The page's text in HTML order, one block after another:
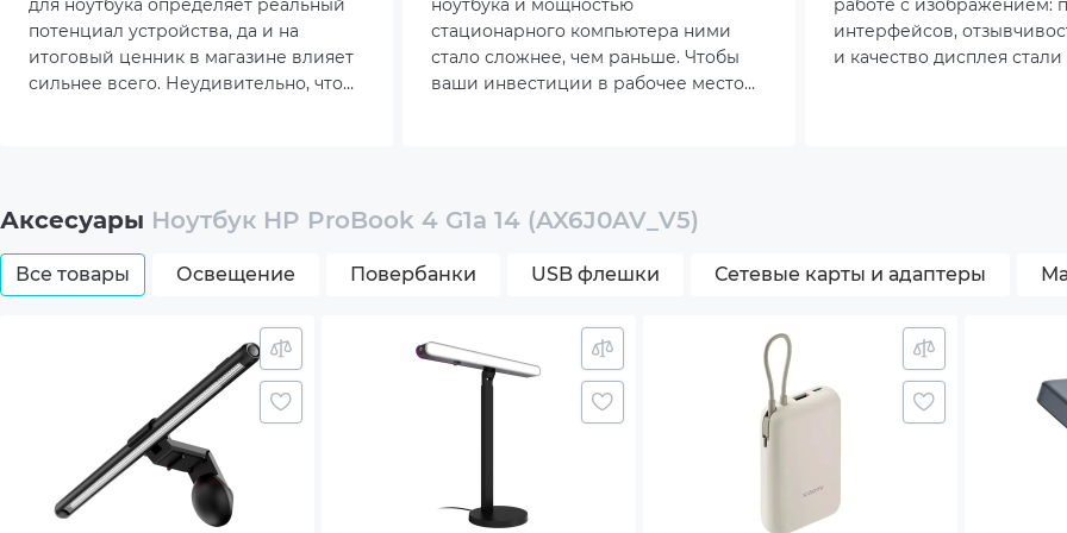
Wi-Fi 802.11be
Клавиатура и тачпад Подсветка клавиатуры
Камера
Built-in speaker
Подсветка клавиатуры
Дополнительный опционал/
возможности
Сканер цифрового отпечатка пальца
для ноутбука определяет реальный
потенциал устройства, да и на
итоговый ценник в магазине влияет
сильнее всего. Неудивительно, что
просчитать, как именно покажет себя
выбранный лэптоп в реальных
рабочих задачах.
ноутбука и мощностью
стационарного компьютера ними
стало сложнее, чем раньше. Чтобы
ваши инвестиции в рабочее место
работе с изображением:
интерфейсов,
и качество дисплея
Гц растёт.
Аксесуары Ноутбук HP ProBook 4 G1a 14 (AX6J0AV_V5)
Все товары Освещение Повербанки USB флешки Сетевые карты и адаптеры